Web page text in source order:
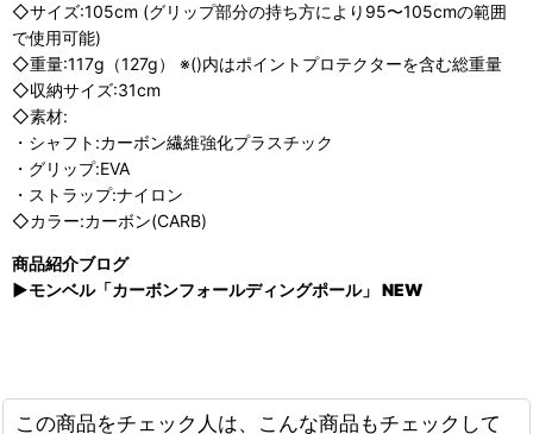
◇サイズ:105cm (グリップ部分の持ち方により95〜105cmの範囲
で使用可能)
◇重量:117g（127g） ※()内はポイントプロテクターを含む総重量
◇収納サイズ:31cm
◇素材:
・シャフト:カーボン繊維強化プラスチック
・グリップ:EVA
・ストラップ:ナイロン
◇カラー:カーボン(CARB)
商品紹介ブログ
▶モンベル「カーボンフォールディングポール」 NEW
この商品をチェック人は、こんな商品もチェックして